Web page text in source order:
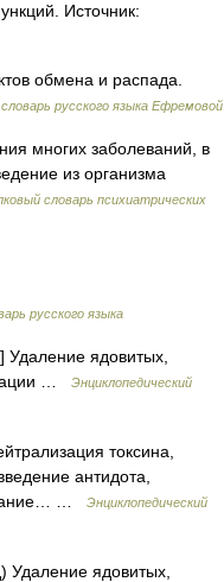
Источник:
обмена и распада.
русского языка Ефремовой
многих заболеваний, в
из организма
словарь психиатрических
русского языка
ядовитых,
…
Энциклопедический
токсина,
антидота,
…
Энциклопедический
Удаление ядовитых,